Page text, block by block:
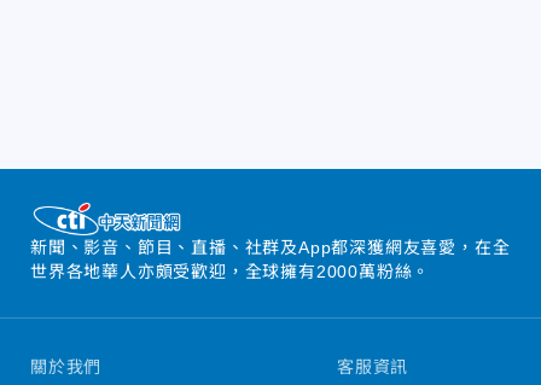
新聞、影音、節目、直播、社群及App都深獲網友喜愛，在全
世界各地華人亦頗受歡迎，全球擁有2000萬粉絲。
關於我們 客服資訊